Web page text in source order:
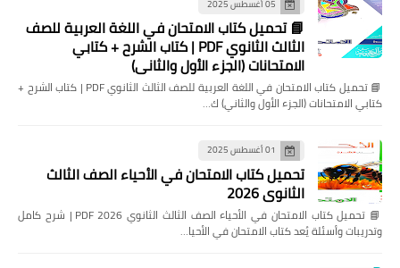
05 أغسطس 2025
📘 تحميل كتاب الامتحان في اللغة العربية للصف
الثالث الثانوي PDF | كتاب الشرح + كتابي
الامتحانات (الجزء الأول والثاني)
📘 تحميل كتاب الامتحان في اللغة العربية للصف الثالث الثانوي PDF | كتاب الشرح +
كتابي الامتحانات (الجزء الأول والثاني) ك…
01 أغسطس 2025
تحميل كتاب الامتحان في الأحياء الصف الثالث
الثانوي 2026
📘 تحميل كتاب الامتحان في الأحياء الصف الثالث الثانوي 2026 PDF | شرح كامل
وتدريبات وأسئلة يُعد كتاب الامتحان في الأحيا…